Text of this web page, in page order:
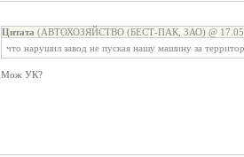
Цитата (АВТОХОЗЯЙСТВО (БЕСТ-ПАК, ЗАО) @
что нарушил завод не пуская нашу машину за
Мож УК?